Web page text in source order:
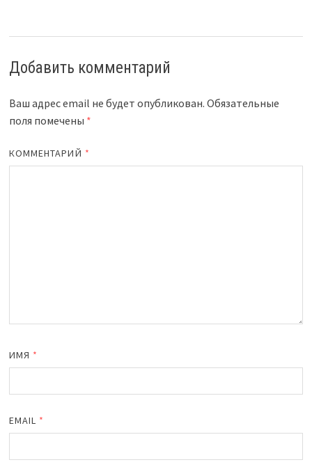
Добавить комментарий
Ваш адрес email не будет опубликован. Обязательные
поля помечены *
КОММЕНТАРИЙ *
ИМЯ *
EMAIL *